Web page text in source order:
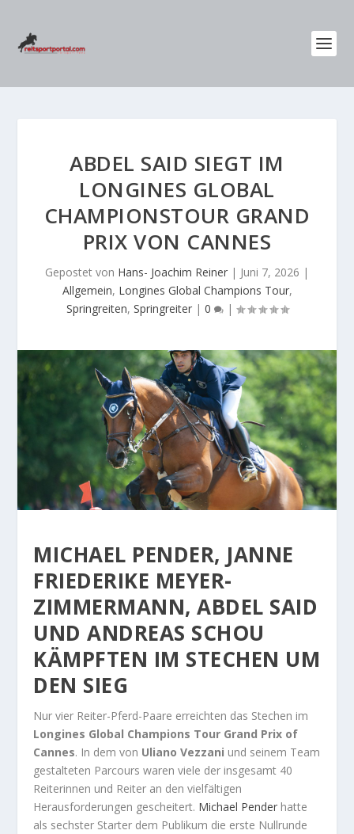
ABDEL SAID SIEGT IM
LONGINES GLOBAL
CHAMPIONSTOUR GRAND
PRIX VON CANNES
Gepostet von Hans- Joachim Reiner | Juni 7, 2026 |
Allgemein, Longines Global Champions Tour,
Springreiten, Springreiter| 0 |
MICHAEL PENDER, JANNE
FRIEDERIKE MEYER-
ZIMMERMANN, ABDEL SAID
UND ANDREAS SCHOU
KÄMPFTEN IM STECHEN UM
DEN SIEG
Nur vier Reiter-Pferd-Paare erreichten das Stechen im
Longines Global Champions Tour Grand Prix of
Cannes. In dem von Uliano Vezzani und seinem Team
gestalteten Parcours waren viele der insgesamt 40
Reiterinnen und Reiter an den vielfältigen
Herausforderungen gescheitert. Michael Pender hatte
als sechster Starter dem Publikum die erste Nullrunde